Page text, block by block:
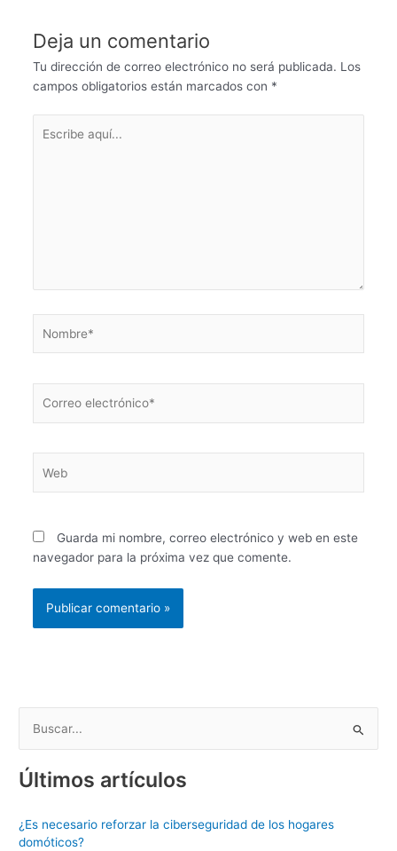
s
A
p
r
e
Deja un comentario
Tu dirección de correo electrónico no será publicada. Los
campos obligatorios están marcados con *
aquí...
electrónico*
Guarda mi nombre, correo electrónico y web en este
navegador para la próxima vez que comente.
s
a
Últimos artículos
¿Es necesario reforzar la ciberseguridad de los hogares
domóticos?